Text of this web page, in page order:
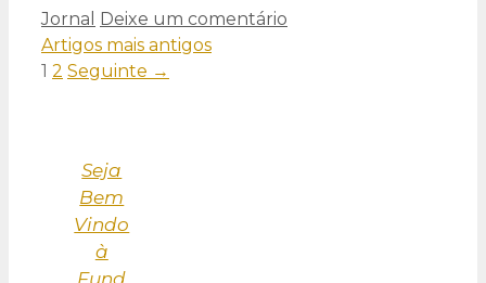
Categorias
Jornal Deixe um comentário
Artigos mais antigos
Página
1 Página
2 Seguinte →
Seja
Bem
Vindo
à